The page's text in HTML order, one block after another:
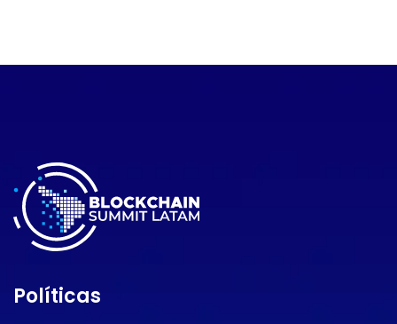
Políticas